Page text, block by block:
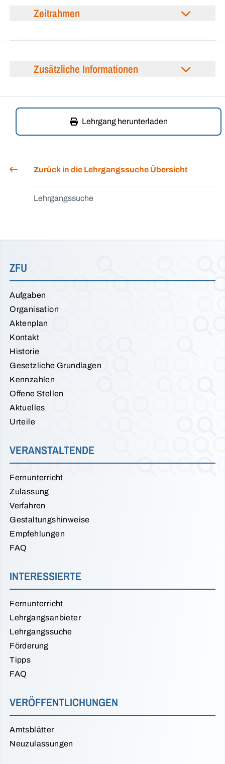
Zeitrahmen
Zusätzliche Informationen
Lehrgang herunterladen
Zurück in die Lehrgangssuche Übersicht
Lehrgangssuche
ZFU
Aufgaben
Organisation
Aktenplan
Kontakt
Historie
Gesetzliche Grundlagen
Kennzahlen
Offene Stellen
Aktuelles
Urteile
VERANSTALTENDE
Fernunterricht
Zulassung
Verfahren
Gestaltungshinweise
Empfehlungen
FAQ
INTERESSIERTE
Fernunterricht
Lehrgangsanbieter
Lehrgangssuche
Förderung
Tipps
FAQ
VERÖFFENTLICHUNGEN
Amtsblätter
Neuzulassungen